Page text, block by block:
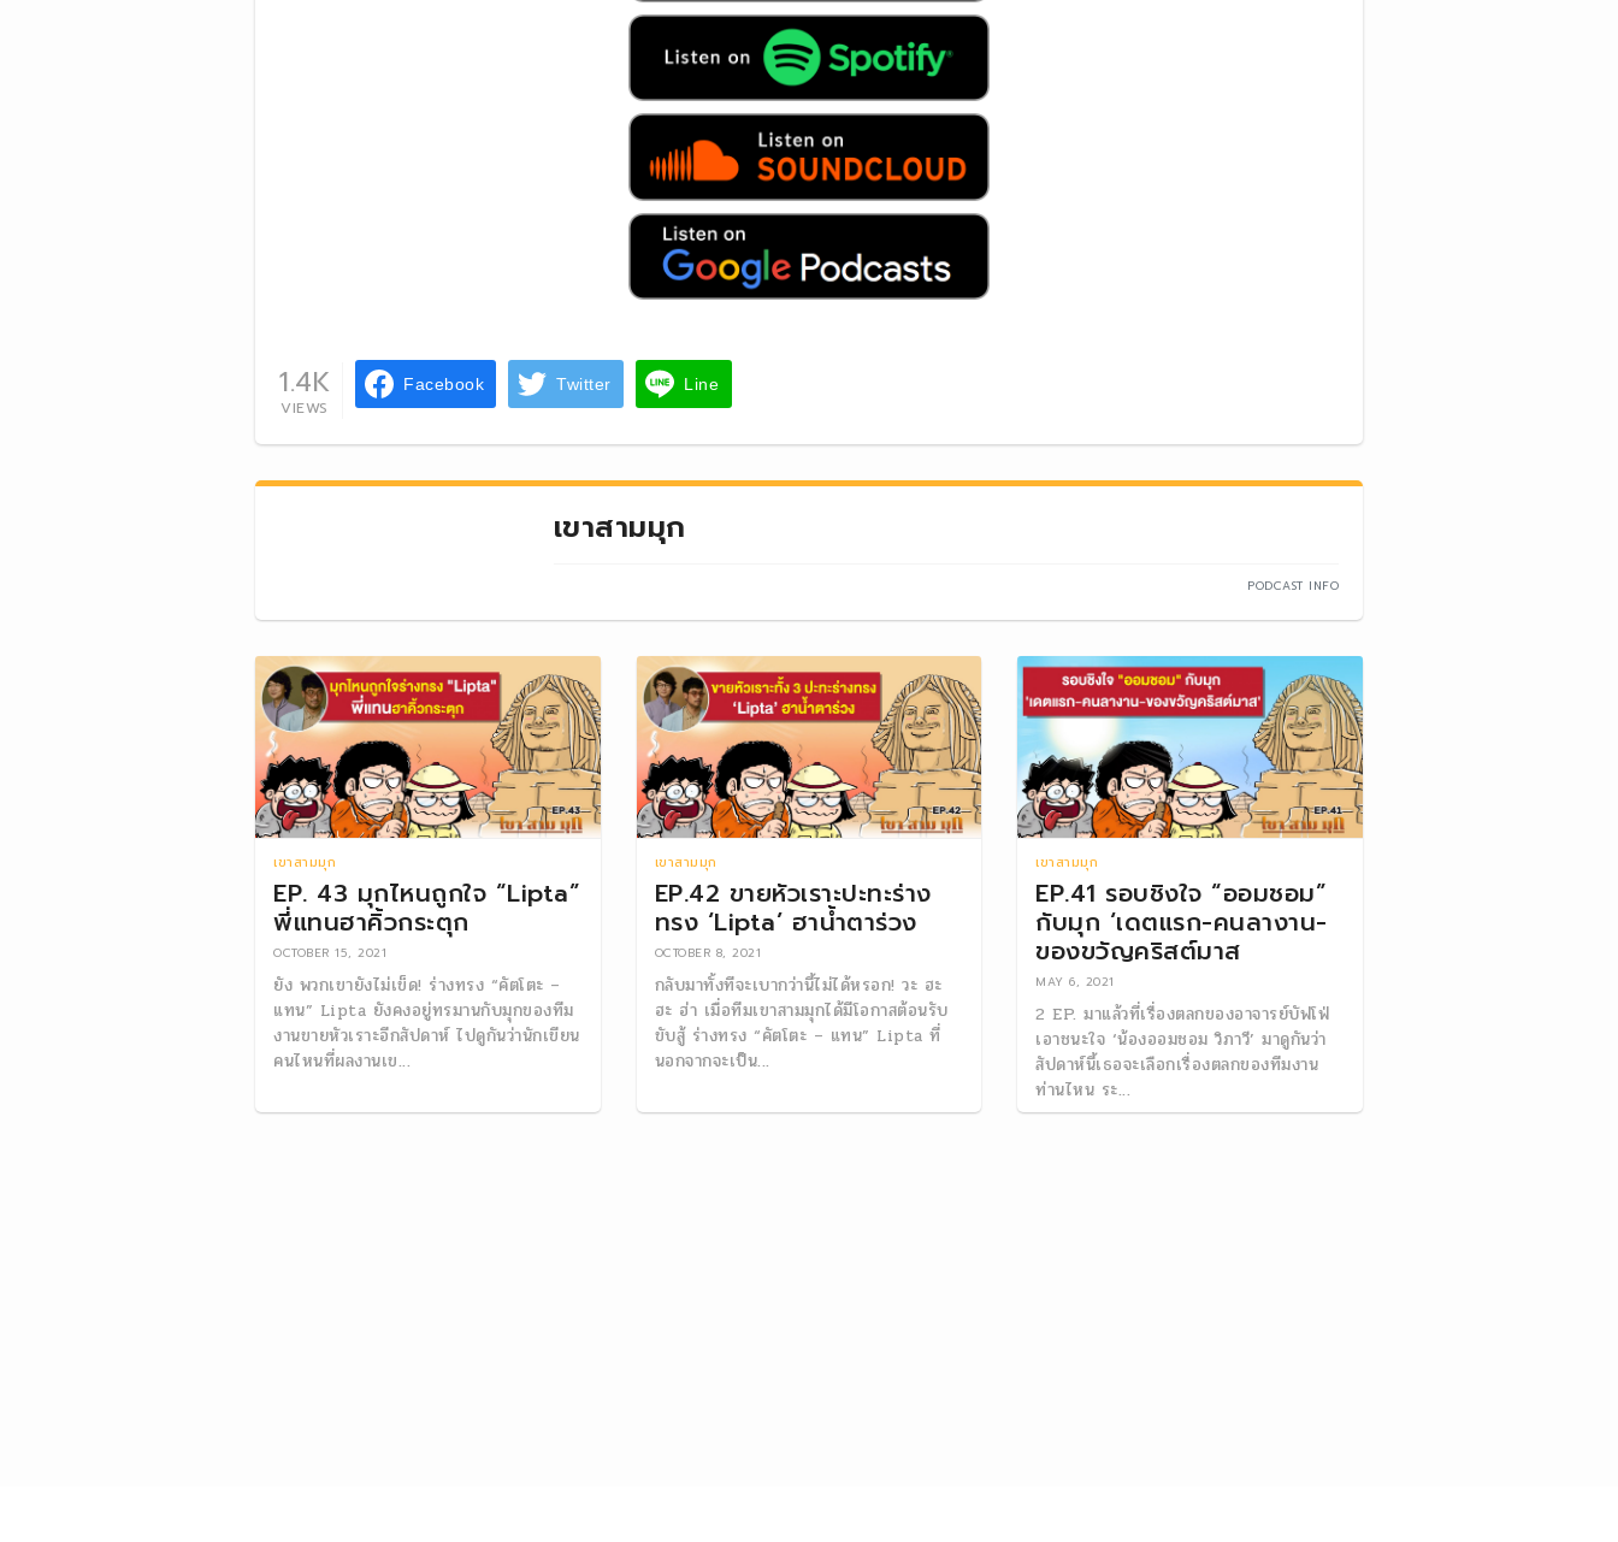
VIEWS
1.4K Facebook Twitter Line
เขาสามมุก
PODCAST INFO
เขาสามมุก
EP. 43 มุกไหนถูกใจ “Lipta”
พี่แทนฮาคิ้วกระตุก
OCTOBER 15, 2021
ยัง พวกเขายังไม่เข็ด! ร่างทรง “คัตโตะ –
แทน” Lipta ยังคงอยู่ทรมานกับมุกของทีม
งานขายหัวเราะอีกสัปดาห์ ไปดูกันว่านักเขียน
คนไหนที่ผลงานเข...
เขาสามมุก
EP.42 ขายหัวเราะปะทะร่าง
ทรง ‘Lipta’ ฮาน้ำตาร่วง
OCTOBER 8, 2021
กลับมาทั้งทีจะเบากว่านี้ไม่ได้หรอก! วะ ฮะ
ฮะ ฮ่า เมื่อทีมเขาสามมุกได้มีโอกาสต้อนรับ
ขับสู้ ร่างทรง “คัตโตะ – แทน” Lipta ที่
นอกจากจะเป็น...
เขาสามมุก
EP.41 รอบชิงใจ “ออมชอม”
กับมุก ‘เดตแรก-คนลางาน-
ของขวัญคริสต์มาส
MAY 6, 2021
2 EP. มาแล้วที่เรื่องตลกของอาจารย์บัฟโฟ่
เอาชนะใจ ‘น้องออมชอม วิภาวี’ มาดูกันว่า
สัปดาห์นี้เธอจะเลือกเรื่องตลกของทีมงาน
ท่านไหน ระ...